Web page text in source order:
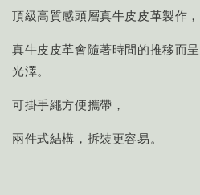
頂級高質感頭層真牛皮皮革製作，
真牛皮皮革會隨著時間的推移而
光澤。
可掛手繩方便攜帶，
兩件式結構，拆裝更容易。